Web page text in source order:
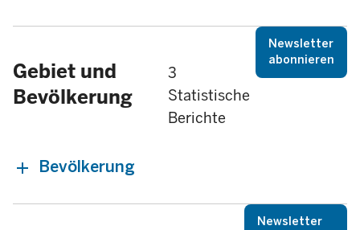
Gebiet und
Bevölkerung
3
Statistische
Berichte
Newsletter
abonnieren
Bevölkerung
Newsletter